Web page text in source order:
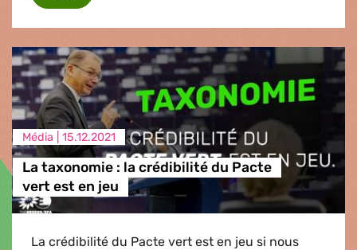
Média | 15.12.2021
La taxonomie : la crédibilité du Pacte
vert est en jeu
La crédibilité du Pacte vert est en jeu si nous